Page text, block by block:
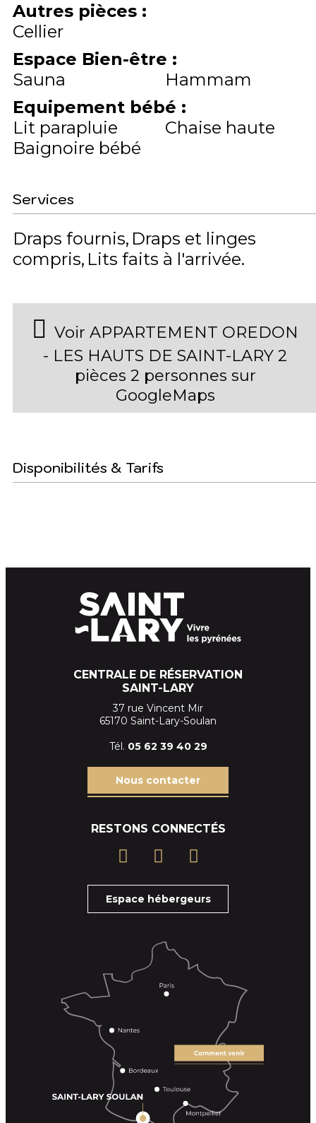
Autres pièces :
Cellier
Espace Bien-être :
Sauna
Hammam
Equipement bébé :
Lit parapluie
Chaise haute
Baignoire bébé
Services
Draps fournis Draps et linges
compris Lits faits à l'arrivée
Voir APPARTEMENT OREDON
- LES HAUTS DE SAINT-LARY 2
pièces 2 personnes sur
GoogleMaps
Disponibilités & Tarifs
CENTRALE DE RÉSERVATION
SAINT-LARY
37 rue Vincent Mir
65170 Saint-Lary-Soulan
Tél. 05 62 39 40 29
Nous contacter
RESTONS CONNECTÉS
Espace hébergeurs